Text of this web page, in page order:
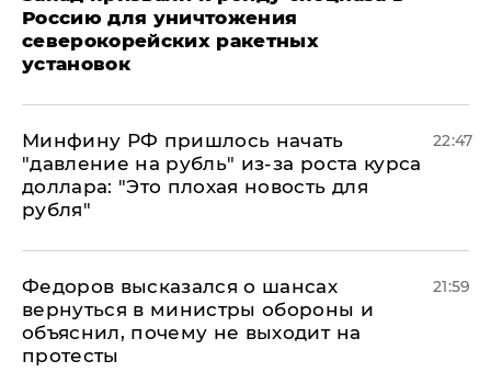
Россию для уничтожения
северокорейских ракетных
установок
Минфину РФ пришлось начать
"давление на рубль" из-за роста курса
доллара: "Это плохая новость для
рубля"
22:47
Федоров высказался о шансах
вернуться в министры обороны и
объяснил, почему не выходит на
протесты
21:59